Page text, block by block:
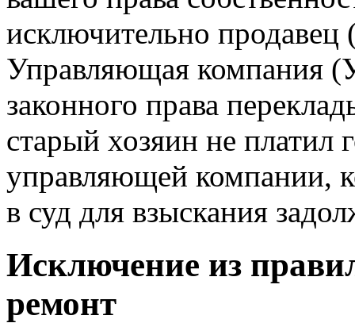
исключительно
Управляющая компания
законного права
старый хозяин не
управляющей компании,
в суд для взыскания
Исключение из
ремонт